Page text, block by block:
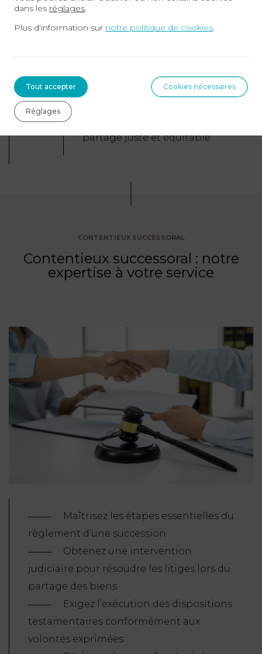
implications fiscales et
légales de la succession
opposant les membres de
partage juste et équitable
CONTENTIEUX SUCCESSORAL
Contentieux successoral : notre
expertise à votre service
Maîtrisez les étapes essentielles du
règlement d’une succession
Obtenez une intervention
judiciaire pour résoudre les litiges lors du
partage des biens
Exigez l’exécution des dispositions
testamentaires conformément aux
volontés exprimées
dans les réglages
Plus d'information sur notre politique de cookies
Tout accepter Cookies nécessaires
Réglages